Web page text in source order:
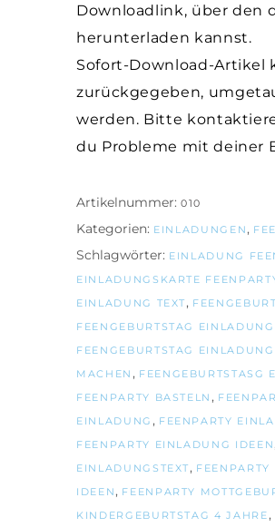
Downloadlink, über den
herunterladen kannst.
Sofort-Download-Artikel
zurückgegeben,
werden. Bitte
du Probleme mit deiner
Artikelnummer: 010
Kategorien: EINLADUNGEN ,
Schlagwörter: EINLADUNG
EINLADUNGSKARTE
EINLADUNG TEXT,
FEENGEBURTSTAG
FEENGEBURTSTAG
MACHEN , FEENGEBURTSTASG
FEENPARTY BASTELN ,
EINLADUNG , FEENPARTY
FEENPARTY EINLADUNG IDEEN
EINLADUNGSTEXT, FEENPARTY
IDEEN , FEENPARTY
KINDERGEBURTSTAG 4 JAHRE ,